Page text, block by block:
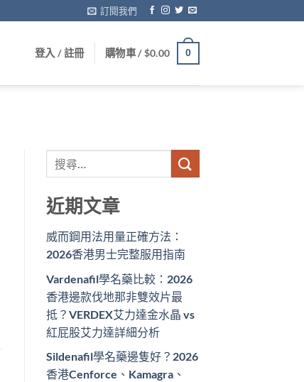
訂閱我們
登入 / 註冊 購物車 /$0.00 0
近期文章
威而鋼用法用量正確方法：
2026香港男士完整服用指南
Vardenafil學名藥比較：2026
香港邊款伐地那非雙效片最
抵？VERDEX艾力達金水晶 vs
紅屁股艾力達詳細分析
Sildenafil學名藥邊隻好？2026
香港Cenforce、Kamagra、